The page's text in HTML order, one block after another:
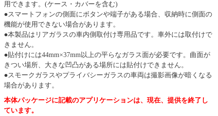
用できます。(ケース・カバーを含む)
●スマートフォンの側面にボタンや端子がある場合、収納時に側面の
機能が使用できない場合があります。
●本製品はリアガラスの車内側取付け専用品です。車外には取付けで
きません。
●貼付けには44mm×37mm以上の平らなガラス面が必要です。曲面が
きつい場所、大きな凹凸がある場所には貼付けできません。
●スモークガラスやプライバシーガラスの車両は撮影画像が暗くなる
場合があります。
本体パッケージに記載のアプリケーションは、現在、提供を終了し
ています。